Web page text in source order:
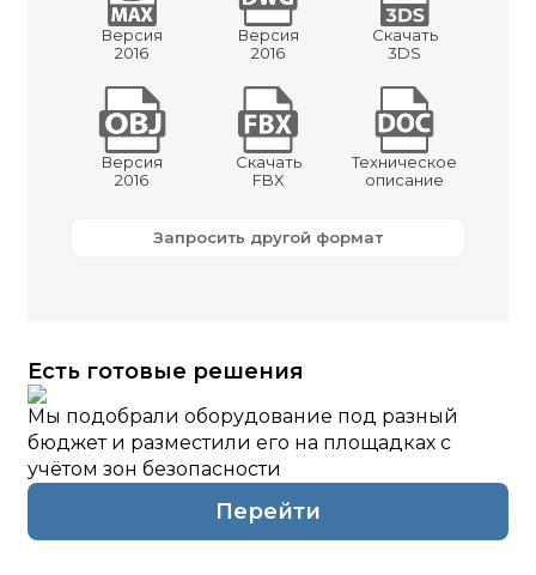
Версия
2016
Версия
2016
Скачать
3DS
Версия
2016
Скачать
FBX
Техническое
описание
Запросить другой формат
Есть готовые решения
Мы подобрали оборудование под разный
бюджет и разместили его на площадках с
учётом зон безопасности
Перейти